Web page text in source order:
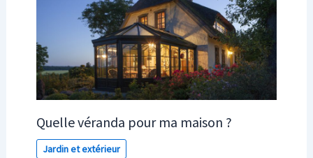
Quelle véranda pour ma maison ?
Jardin et extérieur